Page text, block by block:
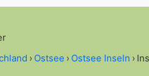
Ostsee Ostsee Inseln